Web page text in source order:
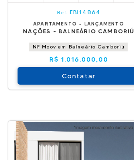
Ref. EBI14864
APARTAMENTO - LANÇAMENTO
NAÇÕES - BALNEÁRIO CAMBORIÚ
NF Moov em Balneário Camboriú
R$ 1.016.000,00
Contatar